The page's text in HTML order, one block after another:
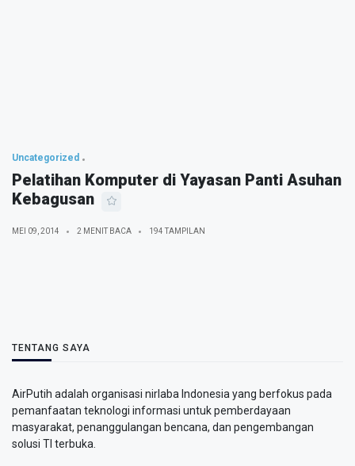
Uncategorized
Pelatihan Komputer di Yayasan Panti Asuhan
Kebagusan
MEI 09, 2014 2 MENIT BACA 194 TAMPILAN
TENTANG SAYA
AirPutih adalah organisasi nirlaba Indonesia yang berfokus pada
pemanfaatan teknologi informasi untuk pemberdayaan
masyarakat, penanggulangan bencana, dan pengembangan
solusi TI terbuka.